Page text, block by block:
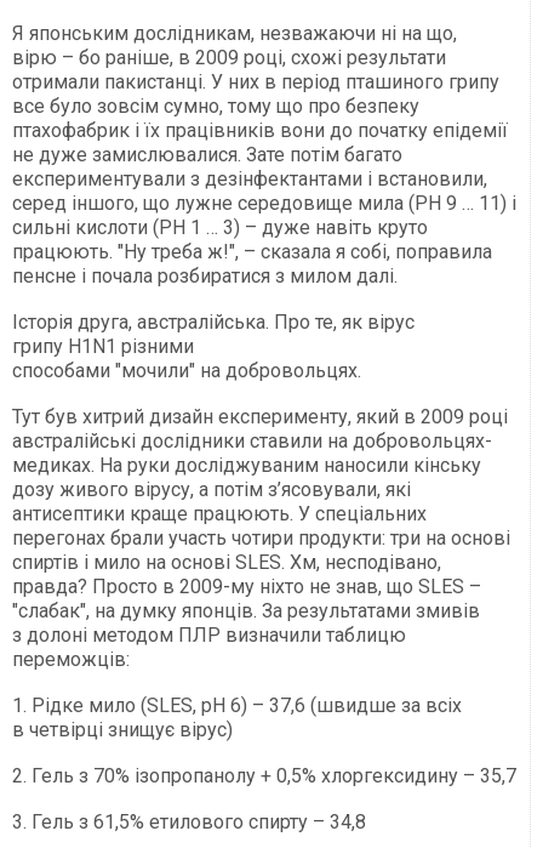
Я японським дослідникам, незважаючи ні на що,
вірю – бо раніше, в 2009 році, схожі результати
отримали пакистанці. У них в період пташиного грипу
все було зовсім сумно, тому що про безпеку
птахофабрик і їх працівників вони до початку епідемії
не дуже замислювалися. Зате потім багато
експериментували з дезінфектантами і встановили,
серед іншого, що лужне середовище мила (РН 9 … 11) і
сильні кислоти (РН 1 … 3) – дуже навіть круто
працюють. "Ну треба ж!", – сказала я собі, поправила
пенсне і почала розбиратися з милом далі.
Історія друга, австралійська. Про те, як вірус
грипу H1N1 різними
способами "мочили" на добровольцях.
Тут був хитрий дизайн експерименту, який в 2009 році
австралійські дослідники ставили на добровольцях-
медиках. На руки досліджуваним наносили кінську
дозу живого вірусу, а потім з’ясовували, які
антисептики краще працюють. У спеціальних
перегонах брали участь чотири продукти: три на основі
спиртів і мило на основі SLES. Хм, несподівано,
правда? Просто в 2009-му ніхто не знав, що SLES –
"слабак", на думку японців. За результатами змивів
з долоні методом ПЛР визначили таблицю
переможців:
1. Рідке мило (SLES, рН 6) – 37,6 (швидше за всіх
в четвірці знищує вірус)
2. Гель з 70% ізопропанолу + 0,5% хлоргексидину – 35,7
3. Гель з 61,5% етилового спирту – 34,8